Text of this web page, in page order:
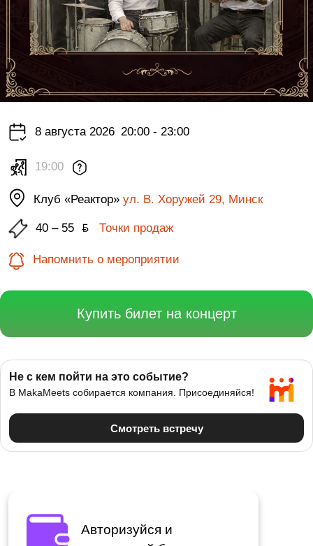
8 августа 2026 20:00 - 23:00
19:00
Клуб «Реактор»ул. В. Хоружей 29, Минск
40 – 55 ƃ Точки продаж
Напомнить о мероприятии
Купить билет на концерт
Авторизуйся и